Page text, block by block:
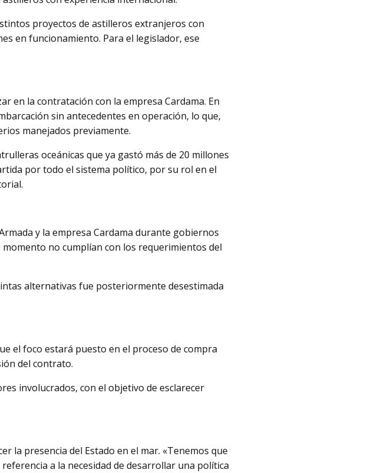
proyectos de astilleros extranjeros con
en funcionamiento. Para el legislador, ese
en la contratación con la empresa Cardama. En
sin antecedentes en operación, lo que,
manejados previamente.
oceánicas que ya gastó más de 20 millones
por todo el sistema político, por su rol en el
y la empresa Cardama durante gobiernos
no cumplían con los requerimientos del
alternativas fue posteriormente desestimada
el foco estará puesto en el proceso de compra
del contrato.
involucrados, con el objetivo de esclarecer
la presencia del Estado en el mar. «Tenemos que
a la necesidad de desarrollar una política